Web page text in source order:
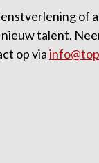
of
talent.
op via